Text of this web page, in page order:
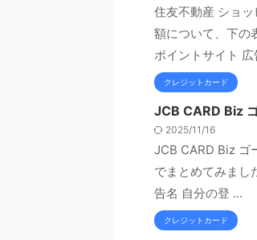
住友不動産 ショ
額について、下の
ポイントサイト 広
クレジットカード
JCB CARD Biz
2025/11/16
JCB CARD Biz ゴ
でまとめてみまし
告名 自分の登 ...
クレジットカード